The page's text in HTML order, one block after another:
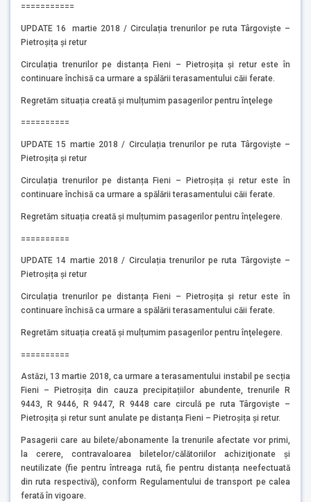
===========
UPDATE 16 martie 2018 / Circulația trenurilor pe ruta Târgoviște –
Pietroșița și retur
Circulația trenurilor pe distanța Fieni – Pietroșița și retur este în
continuare închisă ca urmare a spălării terasamentului căii ferate.
Regretăm situația creată și mulțumim pasagerilor pentru înţelege
==========
UPDATE 15 martie 2018 / Circulația trenurilor pe ruta Târgoviște –
Pietroșița și retur
Circulația trenurilor pe distanța Fieni – Pietroșița și retur este în
continuare închisă ca urmare a spălării terasamentului căii ferate.
Regretăm situația creată și mulțumim pasagerilor pentru înţelegere.
==========
UPDATE 14 martie 2018 / Circulația trenurilor pe ruta Târgoviște –
Pietroșița și retur
Circulația trenurilor pe distanța Fieni – Pietroșița și retur este în
continuare închisă ca urmare a spălării terasamentului căii ferate.
Regretăm situația creată și mulțumim pasagerilor pentru înţelegere.
==========
Astăzi, 13 martie 2018, ca urmare a terasamentului instabil pe secția
Fieni – Pietroșița din cauza precipitațiilor abundente, trenurile R
9443, R 9446, R 9447, R 9448 care circulă pe ruta Târgoviște –
Pietroșița și retur sunt anulate pe distanța Fieni – Pietroșița și retur.
Pasagerii care au bilete/abonamente la trenurile afectate vor primi,
la cerere, contravaloarea biletelor/călătoriilor achiziţionate şi
neutilizate (fie pentru întreaga rută, fie pentru distanța neefectuată
din ruta respectivă), conform Regulamentului de transport pe calea
ferată în vigoare.